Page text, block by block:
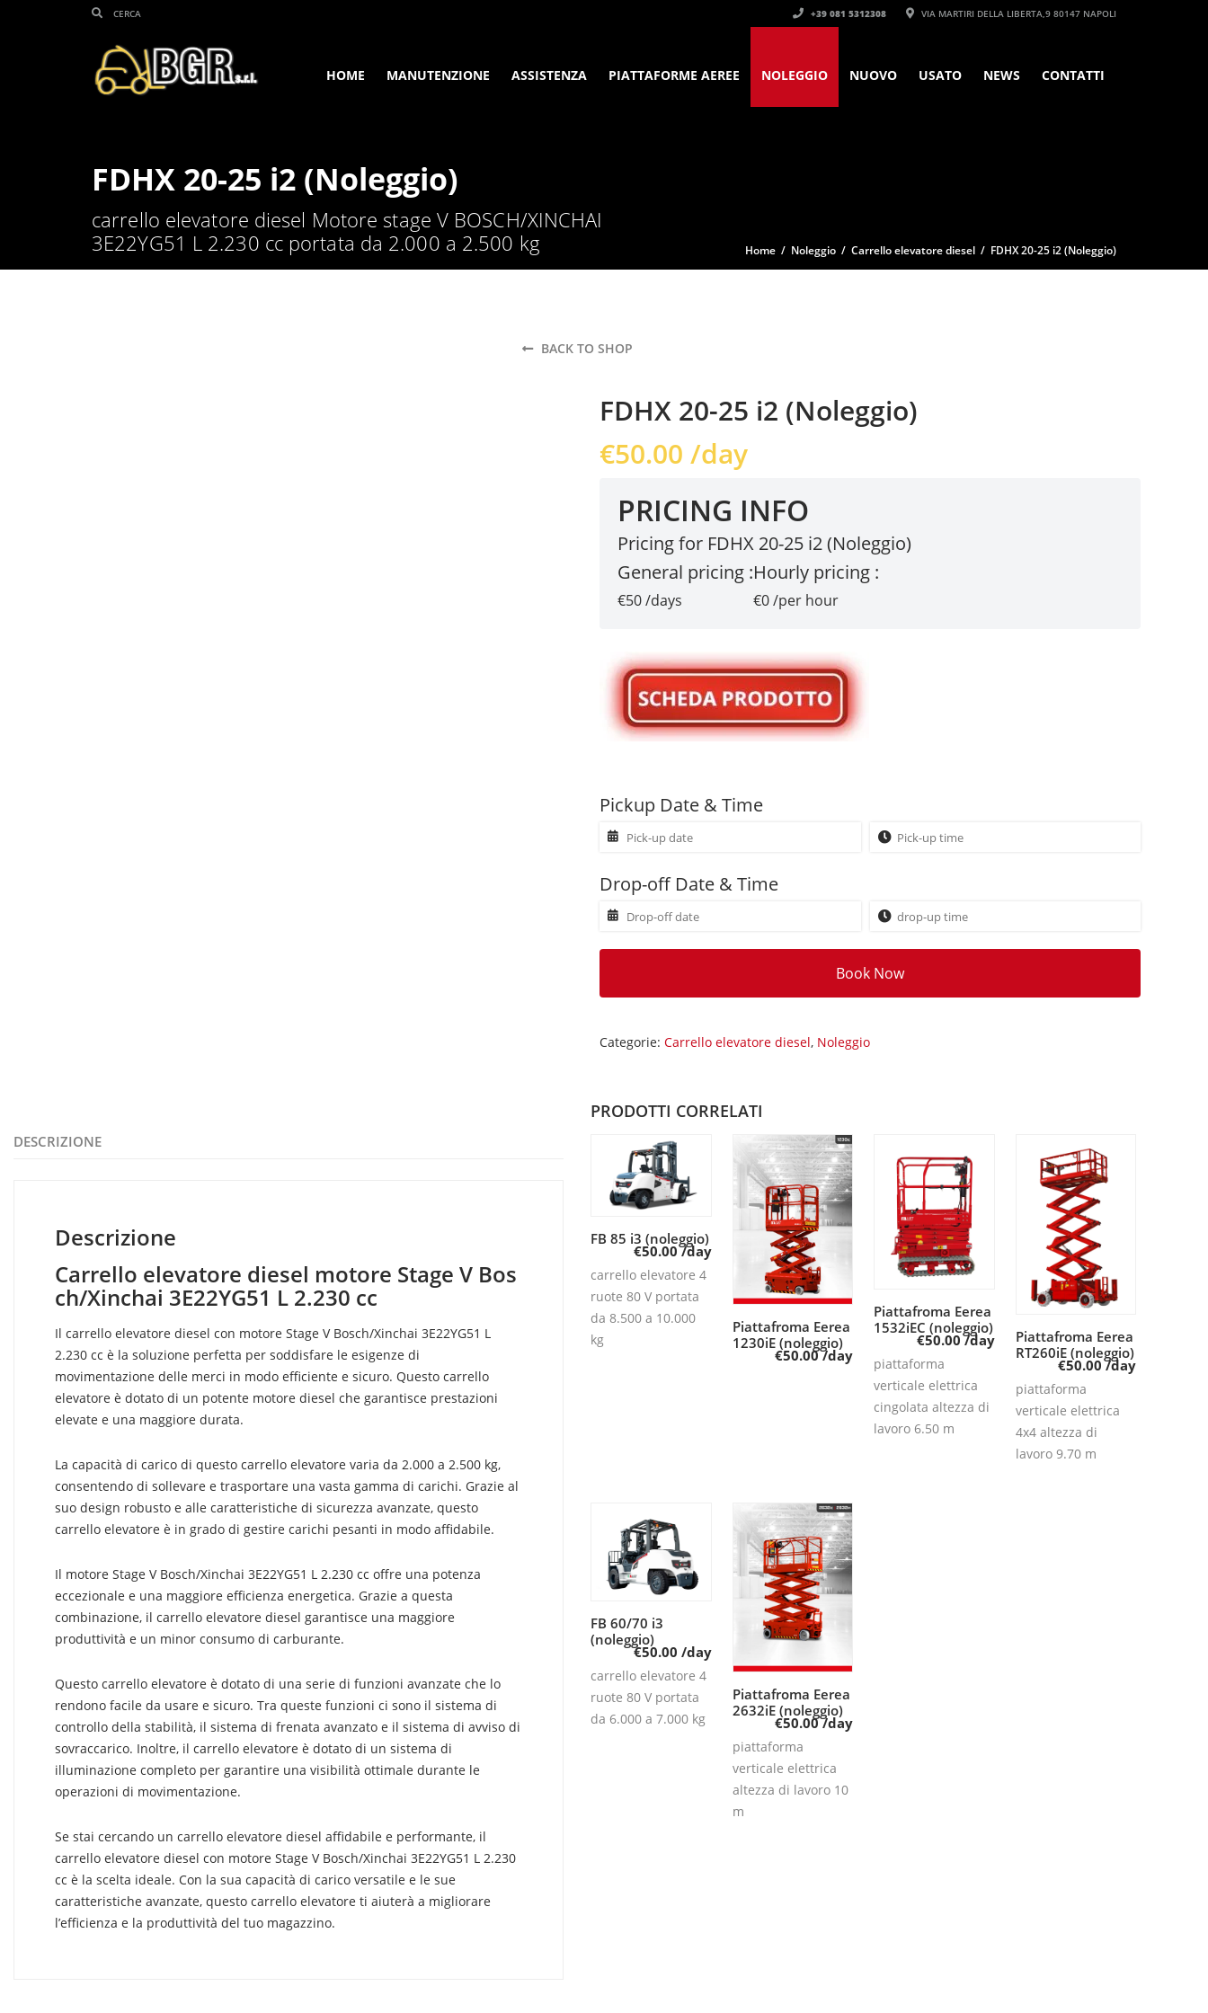
+39 081 5312308‬ VIA MARTIRI DELLA LIBERTA,9 80147 NAPOLI
HOME MANUTENZIONE ASSISTENZA PIATTAFORME AEREE NOLEGGIO NUOVO USATO NEWS CONTATTI
FDHX 20-25 i2 (Noleggio)
carrello elevatore diesel Motore stage V BOSCH/XINCHAI
3E22YG51 L 2.230 cc portata da 2.000 a 2.500 kg
Home / Noleggio / Carrello elevatore diesel / FDHX 20-25 i2 (Noleggio)
BACK TO SHOP
FDHX 20-25 i2 (Noleggio)
€50.00 /day
PRICING INFO
Pricing for FDHX 20-25 i2 (Noleggio)
General pricing :
€50 /days
Hourly pricing :
€0 /per hour
Pickup Date & Time
Drop-off Date & Time
Book Now
Categorie:Carrello elevatore diesel, Noleggio
DESCRIZIONE
Descrizione
Carrello elevatore diesel motore Stage V Bos
ch/Xinchai 3E22YG51 L 2.230 cc
Il carrello elevatore diesel con motore Stage V Bosch/Xinchai 3E22YG51 L
2.230 cc è la soluzione perfetta per soddisfare le esigenze di
movimentazione delle merci in modo efficiente e sicuro. Questo carrello
elevatore è dotato di un potente motore diesel che garantisce prestazioni
elevate e una maggiore durata.
La capacità di carico di questo carrello elevatore varia da 2.000 a 2.500 kg,
consentendo di sollevare e trasportare una vasta gamma di carichi. Grazie al
suo design robusto e alle caratteristiche di sicurezza avanzate, questo
carrello elevatore è in grado di gestire carichi pesanti in modo affidabile.
Il motore Stage V Bosch/Xinchai 3E22YG51 L 2.230 cc offre una potenza
eccezionale e una maggiore efficienza energetica. Grazie a questa
combinazione, il carrello elevatore diesel garantisce una maggiore
produttività e un minor consumo di carburante.
Questo carrello elevatore è dotato di una serie di funzioni avanzate che lo
rendono facile da usare e sicuro. Tra queste funzioni ci sono il sistema di
controllo della stabilità, il sistema di frenata avanzato e il sistema di avviso di
sovraccarico. Inoltre, il carrello elevatore è dotato di un sistema di
illuminazione completo per garantire una visibilità ottimale durante le
operazioni di movimentazione.
Se stai cercando un carrello elevatore diesel affidabile e performante, il
carrello elevatore diesel con motore Stage V Bosch/Xinchai 3E22YG51 L 2.230
cc è la scelta ideale. Con la sua capacità di carico versatile e le sue
caratteristiche avanzate, questo carrello elevatore ti aiuterà a migliorare
l’efficienza e la produttività del tuo magazzino.
PRODOTTI CORRELATI
Leggi tutto
FB 85 i3 (noleggio)
€50.00/day
carrello elevatore 4
ruote 80 V portata
da 8.500 a 10.000
kg
Leggi tutto
Piattafroma Eerea
1230iE (noleggio)
€50.00/day
Leggi tutto
Piattafroma Eerea
1532iEC (noleggio)
€50.00/day
piattaforma
verticale elettrica
cingolata altezza di
lavoro 6.50 m
Leggi tutto
Piattafroma Eerea
RT260iE (noleggio)
€50.00/day
piattaforma
verticale elettrica
4x4 altezza di
lavoro 9.70 m
Leggi tutto
FB 60/70 i3
(noleggio)
€50.00 /day
carrello elevatore 4
ruote 80 V portata
da 6.000 a 7.000 kg
Leggi tutto
Piattafroma Eerea
2632iE (noleggio)
€50.00/day
piattaforma
verticale elettrica
altezza di lavoro 10
m